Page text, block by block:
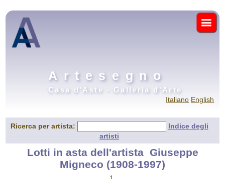
Artesegno
Casa d'Aste - Galleria d'Arte
Italiano English
Ricerca per artista:
Indice degli
artisti
Lotti in asta dell'artista Giuseppe
Migneco (1908-1997)